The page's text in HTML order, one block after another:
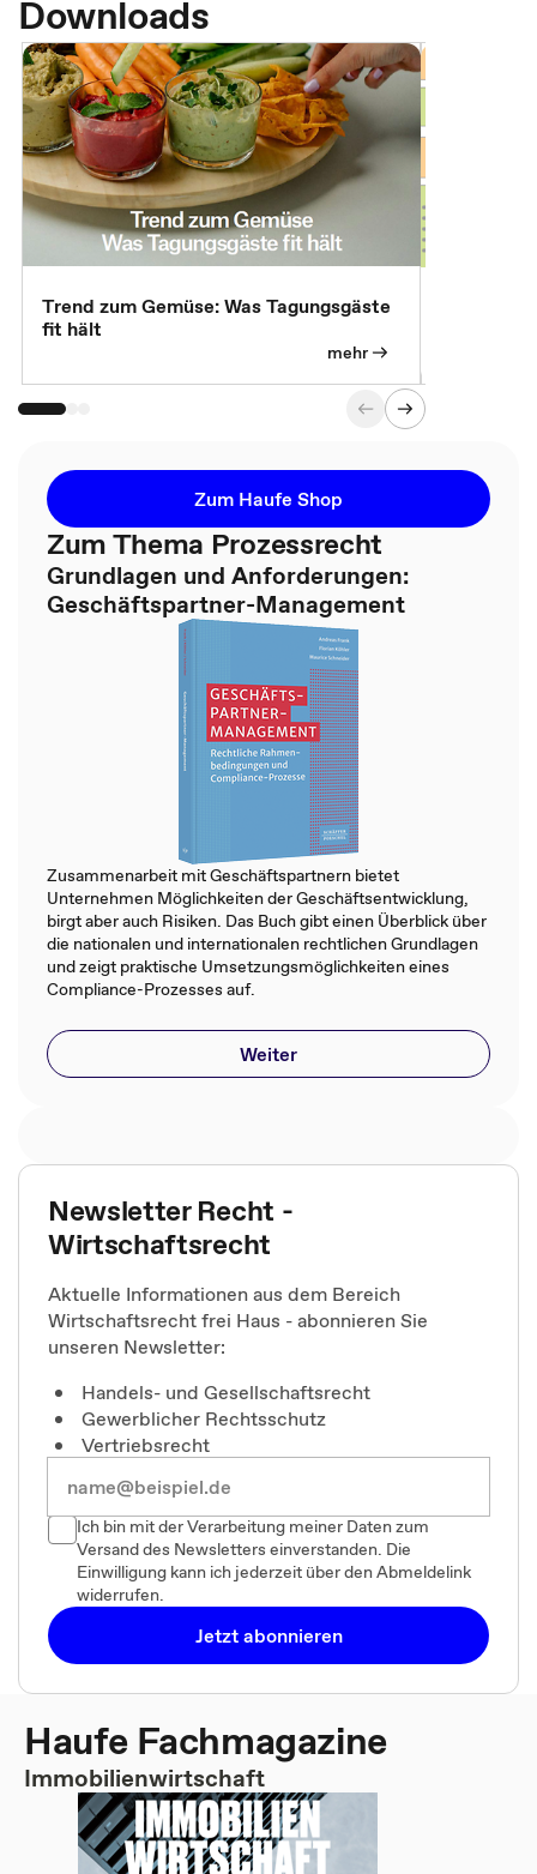
Downloads
Trend zum Gemüse: Was Tagungsgäste
fit hält
mehr
Zum Haufe Shop
Zum Thema Prozessrecht
Grundlagen und Anforderungen:
Geschäftspartner-Management
Zusammenarbeit mit Geschäftspartnern bietet
Unternehmen Möglichkeiten der Geschäftsentwicklung,
birgt aber auch Risiken. Das Buch gibt einen Überblick über
die nationalen und internationalen rechtlichen Grundlagen
und zeigt praktische Umsetzungsmöglichkeiten eines
Compliance-Prozesses auf.
Weiter
Newsletter Recht -
Wirtschaftsrecht
Aktuelle Informationen aus dem Bereich
Wirtschaftsrecht frei Haus - abonnieren Sie
unseren Newsletter:
Handels- und Gesellschaftsrecht
Gewerblicher Rechtsschutz
Vertriebsrecht
Ich bin mit der Verarbeitung meiner Daten zum
Versand des Newsletters einverstanden. Die
Einwilligung kann ich jederzeit über den Abmeldelink
widerrufen.
Jetzt abonnieren
Haufe Fachmagazine
Immobilienwirtschaft